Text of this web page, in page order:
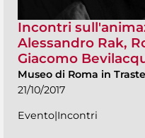
Incontri
Alessandro Rak,
Giacomo
Museo di Roma in
21/10/2017
Evento|Incontri